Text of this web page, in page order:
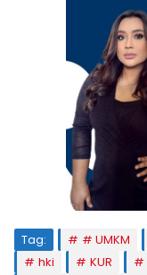
Tag: # UMKM
hki
KUR